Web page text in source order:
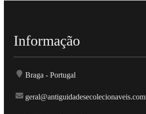
Informação
Braga - Portugal
geral@antiguidadesecolecionaveis.com